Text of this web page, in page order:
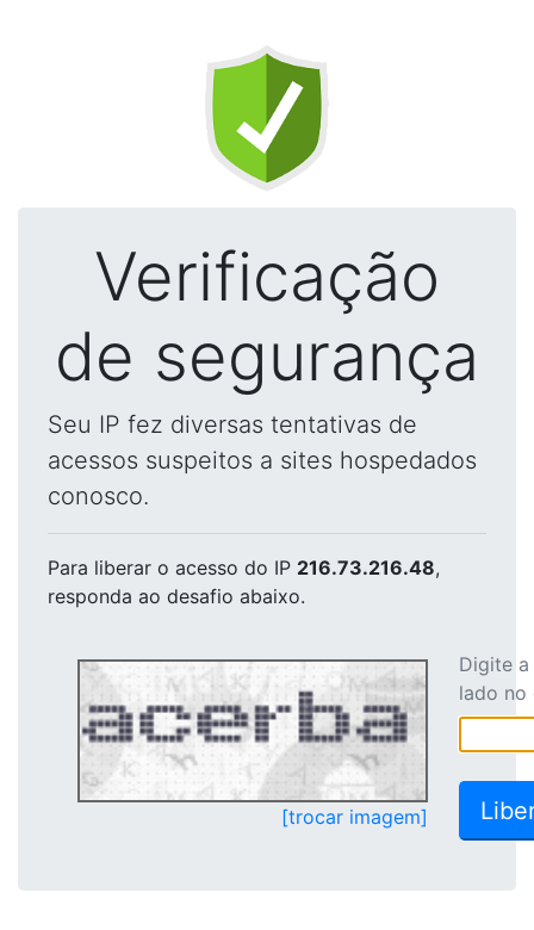
Verificação
de segurança
Seu IP fez diversas tentativas de
acessos suspeitos a sites hospedados
conosco.
Para liberar o acesso do IP 216.73.216.48,
responda ao desafio abaixo.
[trocar imagem]
Digite
lado no